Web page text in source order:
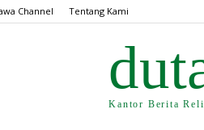
Channel Tentang Kami
Kantor Berita